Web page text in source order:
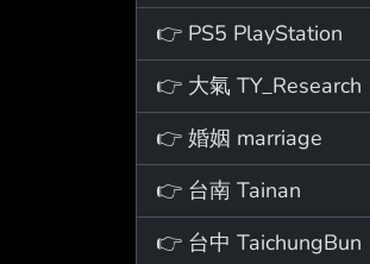
👉 PS5 PlayStation
👉 大氣 TY_Research
👉 婚姻 marriage
👉 台南 Tainan
👉 台中 TaichungBun